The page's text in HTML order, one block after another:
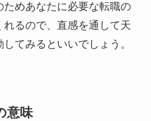
ためあなたに必要な転職の
るので、直感を通して天
てみるといいでしょう。
意味